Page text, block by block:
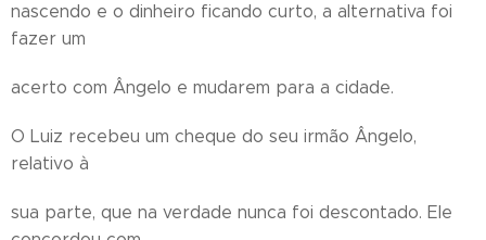
nascendo e o dinheiro ficando curto, a alternativa foi
fazer um
acerto com Ângelo e mudarem para a cidade.
O Luiz recebeu um cheque do seu irmão Ângelo,
relativo à
sua parte, que na verdade nunca foi descontado. Ele